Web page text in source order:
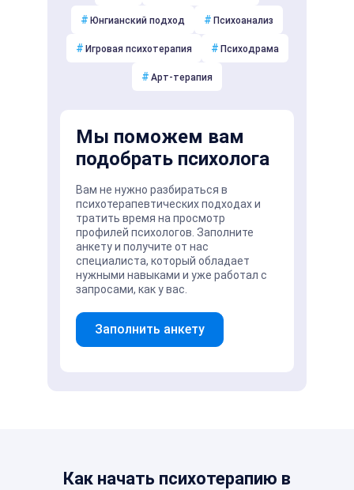
# Юнгианский подход # Психоанализ
# Игровая психотерапия # Психодрама
# Арт-терапия
Мы поможем вам
подобрать психолога
Вам не нужно разбираться в
психотерапевтических подходах и
тратить время на просмотр
профилей психологов. Заполните
анкету и получите от нас
специалиста, который обладает
нужными навыками и уже работал с
запросами, как у вас.
Заполнить анкету
Как начать психотерапию в